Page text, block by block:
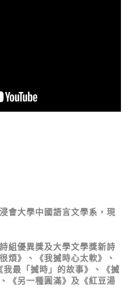
會大學中國語言文學系，現
組優異獎及大學文學獎新詩
煩》、《我搣時心太軟》、
最「搣時」的故事》、《搣
《另一種圓滿》及《紅豆湯